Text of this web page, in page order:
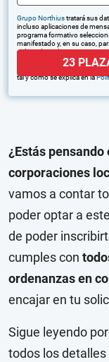
Grupo Northiustratará sus
incluso aplicaciones de
programa formativo
manifestado y, en su caso,
solicitud con las empresas
puedan hacerle llegar la
tal y como se explica en la
23
¿Estás
corporaciones
vamos a contar
poder optar a
de poder
cumples con
ordenanzas en
encajar en tu
Sigue leyendo
todos los